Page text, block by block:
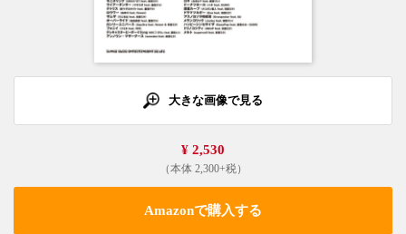
大きな画像で見る
¥ 2,530
（本体 2,300+税）
Amazonで購入する